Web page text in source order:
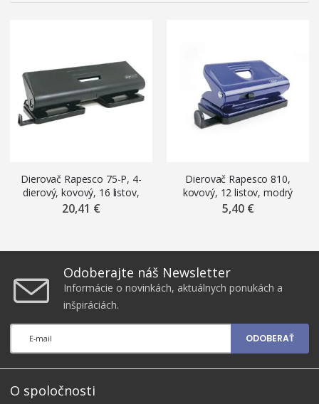
Dierovač Rapesco 75-P, 4-
dierový, kovový, 16 listov,
čierny
20,41 €
Dierovač Rapesco 810,
kovový, 12 listov, modrý
5,40 €
Odoberajte náš Newsletter
Informácie o novinkách, aktuálnych ponukách a
inšpiráciách.
ODOBERAŤ
O spoločnosti